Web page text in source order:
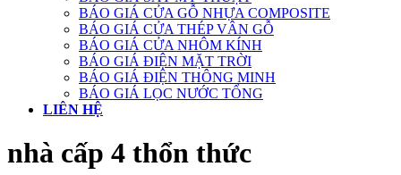
BÁO GIÁ CỬA GỖ NHỰA COMPOSITE
BÁO GIÁ CỬA THÉP VÂN GỖ
BÁO GIÁ CỬA NHÔM KÍNH
BÁO GIÁ ĐIỆN MẶT TRỜI
BÁO GIÁ ĐIỆN THÔNG MINH
BÁO GIÁ LỌC NƯỚC TỔNG
LIÊN HỆ
nhà cấp 4 thổn thức